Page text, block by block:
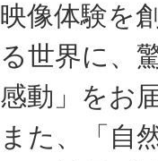
映像体験を
る世界に、
感動」をお
また、「自